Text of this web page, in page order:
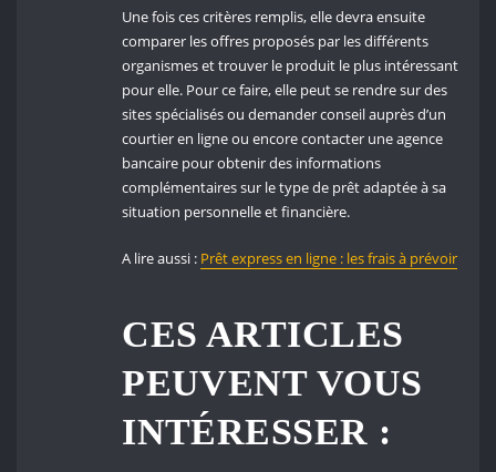
Une fois ces critères remplis, elle devra ensuite
comparer les offres proposés par les différents
organismes et trouver le produit le plus intéressant
pour elle. Pour ce faire, elle peut se rendre sur des
sites spécialisés ou demander conseil auprès d’un
courtier en ligne ou encore contacter une agence
bancaire pour obtenir des informations
complémentaires sur le type de prêt adaptée à sa
situation personnelle et financière.
A lire aussi : Prêt express en ligne : les frais à prévoir
CES ARTICLES
PEUVENT VOUS
INTÉRESSER :